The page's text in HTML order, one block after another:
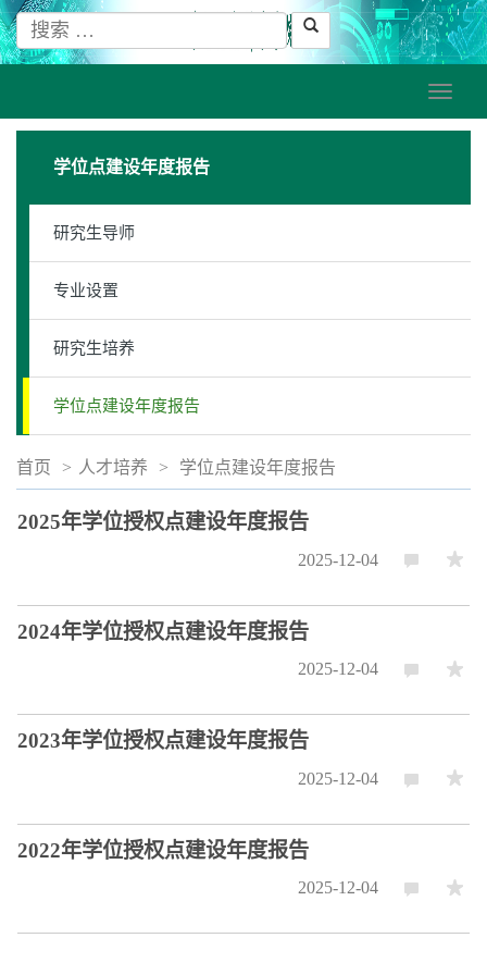
学位点建设年度报告
研究生导师
专业设置
研究生培养
学位点建设年度报告
首页 > 人才培养 > 学位点建设年度报告
2025年学位授权点建设年度报告
2025-12-04
2024年学位授权点建设年度报告
2025-12-04
2023年学位授权点建设年度报告
2025-12-04
2022年学位授权点建设年度报告
2025-12-04